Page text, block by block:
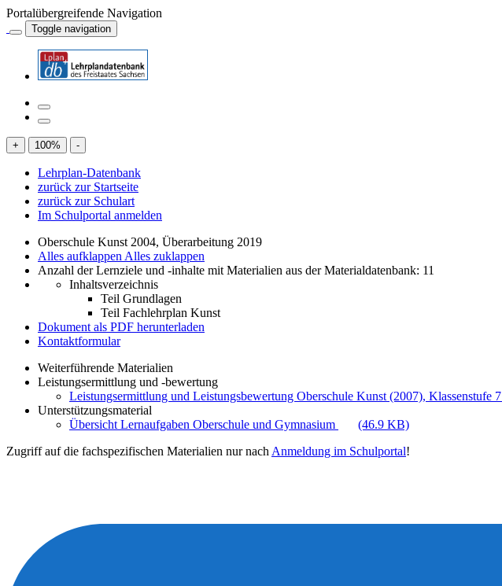
Portalübergreifende Navigation
Toggle navigation
+ 100% -
Lehrplan-Datenbank
zurück zur Startseite
zurück zur Schulart
Im Schulportal anmelden
Oberschule Kunst 2004, Überarbeitung 2019
Alles aufklappen Alles zuklappen
Anzahl der Lernziele und -inhalte mit Materialien aus der Materialdatenbank: 11
Inhaltsverzeichnis
Teil Grundlagen
Teil Fachlehrplan Kunst
Dokument als PDF herunterladen
Kontaktformular
Weiterführende Materialien
Leistungsermittlung und -bewertung
Leistungsermittlung und Leistungsbewertung Oberschule Kunst (2007), Klassenstufe 7
Unterstützungsmaterial
Übersicht Lernaufgaben Oberschule und Gymnasium
(46.9 KB)
Zugriff auf die fachspezifischen Materialien nur nach Anmeldung im Schulportal!